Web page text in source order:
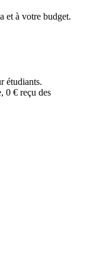
et à votre budget.
étudiants.
0 € reçu des